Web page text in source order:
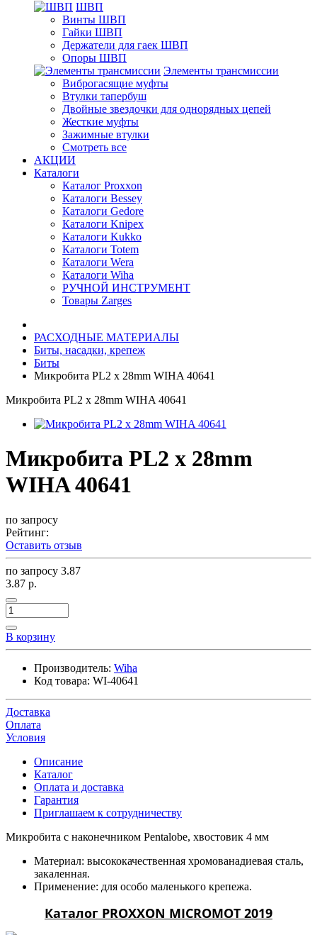
ШВП
Винты ШВП
Гайки ШВП
Держатели для гаек ШВП
Опоры ШВП
Элементы трансмиссии
Виброгасящие муфты
Втулки тапербуш
Двойные звездочки для однорядных цепей
Жесткие муфты
Зажимные втулки
Смотреть все
АКЦИИ
Каталоги
Каталог Proxxon
Каталоги Bessey
Каталоги Gedore
Каталоги Knipex
Каталоги Kukko
Каталоги Totem
Каталоги Wera
Каталоги Wiha
РУЧНОЙ ИНСТРУМЕНТ
Товары Zarges
РАСХОДНЫЕ МАТЕРИАЛЫ
Биты, насадки, крепеж
Биты
Микробита PL2 x 28mm WIHA 40641
Микробита PL2 x 28mm WIHA 40641
Микробита PL2 x 28mm
WIHA 40641
по запросу
Рейтинг:
Оставить отзыв
по запросу 3.87
3.87 р.
В корзину
Производитель: Wiha
Код товара: WI-40641
Доставка
Оплата
Условия
Описание
Каталог
Оплата и доставка
Гарантия
Приглашаем к сотрудничеству
Микробита с наконечником Pentalobe, хвостовик 4 мм
Материал: высококачественная хромованадиевая сталь,
закаленная.
Применение: для особо маленького крепежа.
Каталог PROXXON MICROMOT 2019